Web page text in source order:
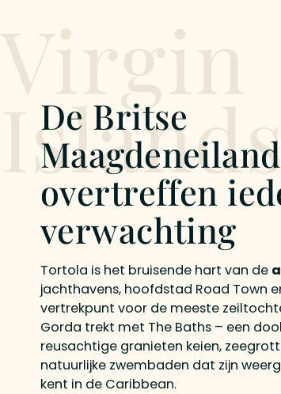
Virgin
De Britse
overtreffen
verwachting
Tortola is het bruisende hart van de
jachthavens, hoofdstad Road Town
vertrekpunt voor de meeste
Gorda trekt met The Baths – een
reusachtige granieten keien,
natuurlijke zwembaden dat zijn
kent in de Caribbean.